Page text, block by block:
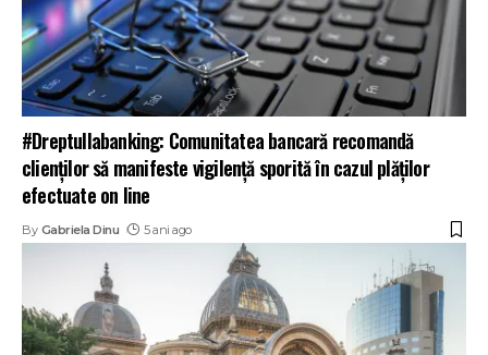
#Dreptullabanking: Comunitatea bancară recomandă
clienților să manifeste vigilență sporită în cazul plăților
efectuate on line
By Gabriela Dinu 5 ani ago